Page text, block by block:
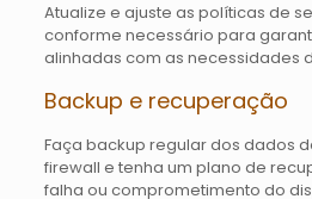
Atualize e ajuste as políticas de
conforme necessário para
alinhadas com as necessidades
Backup e recuperação
Faça backup regular dos dados
firewall e tenha um plano de
falha ou comprometimento do